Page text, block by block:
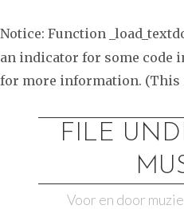
Notice: Function
an indicator for some code
for more information. (This
FILE
Voor en door